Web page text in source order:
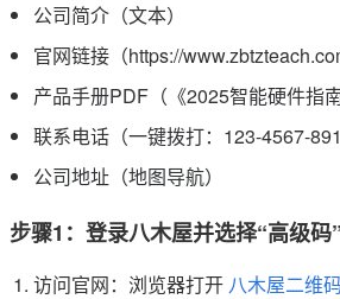
公司简介（文本）
官网链接（https://
产品手册PDF（《2025智能硬件指南
联系电话（一键拨打：123-4567-
公司地址（地图导航）
步骤1：登录八木屋并选择“高级码
访问官网：浏览器打开 八木屋二维